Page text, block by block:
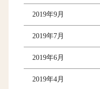
2019年9月
2019年7月
2019年6月
2019年4月